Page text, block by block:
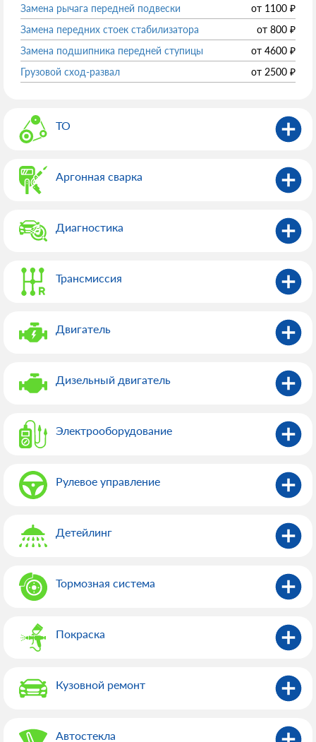
Замена рычага передней подвески от 1100 ₽
Замена передних стоек стабилизатора
от 800 ₽
Замена подшипника передней ступицы
от 4600 ₽
Грузовой сход-развал
от 2500 ₽
ТО
Аргонная сварка
Диагностика
Трансмиссия
Двигатель
Дизельный двигатель
Электрооборудованиe
Рулевое управление
Детейлинг
Тормозная система
Покраска
Кузовной ремонт
Автостекла